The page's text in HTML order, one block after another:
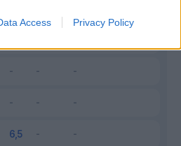
Access Privacy Policy